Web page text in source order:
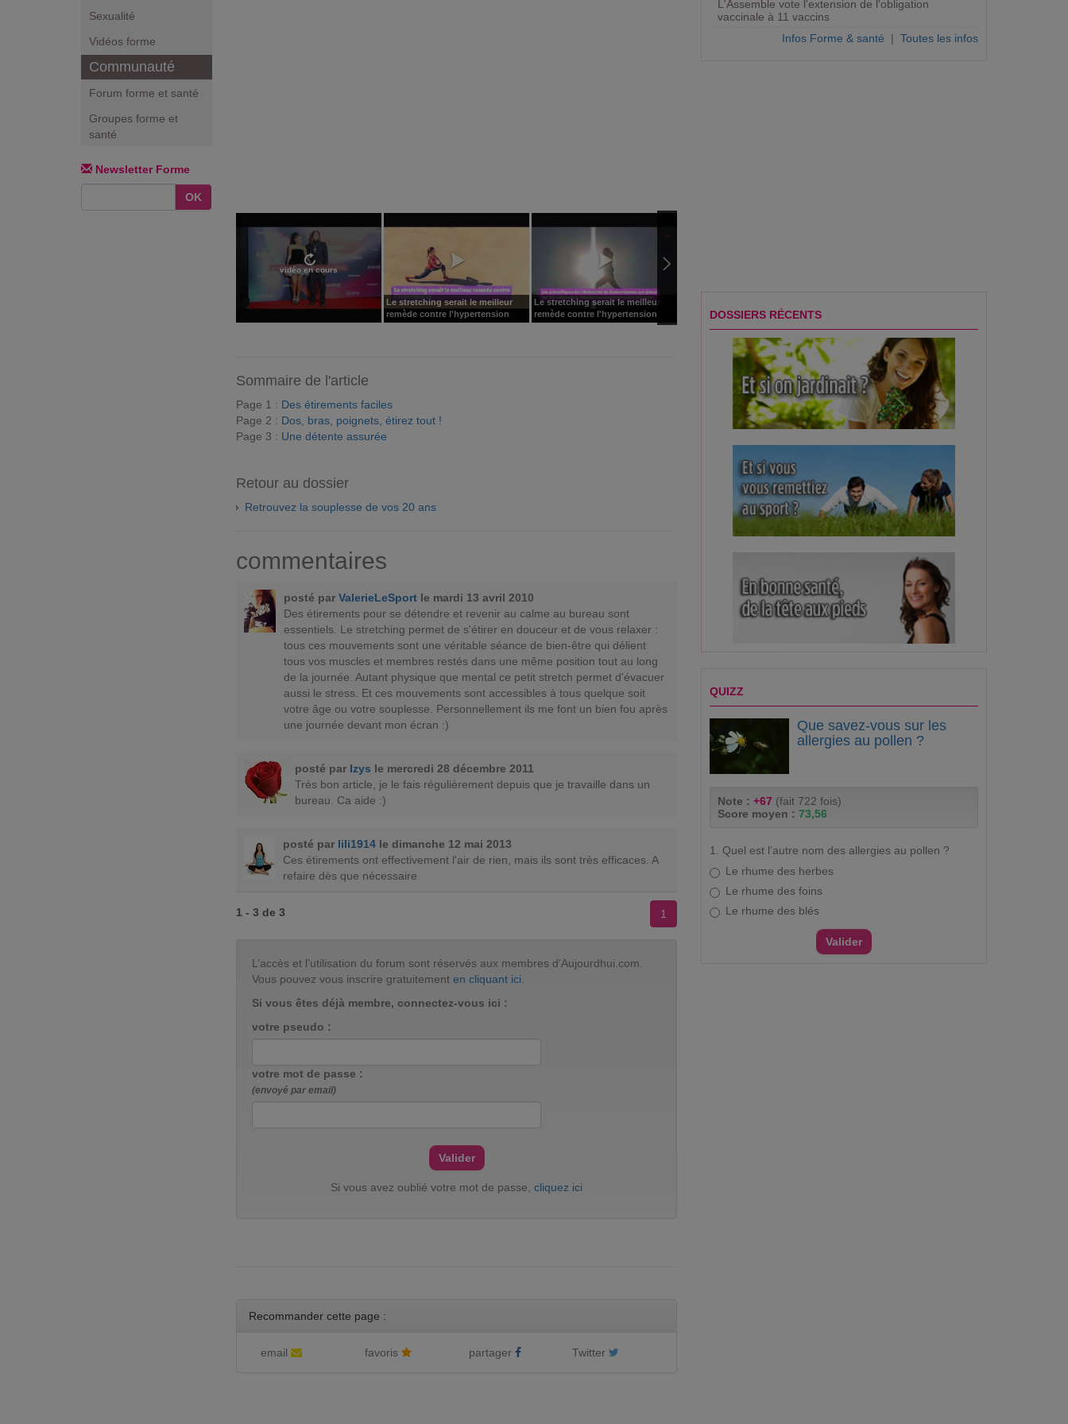
Sexualité
Vidéos forme
Communauté
Forum forme et santé
Groupes forme et
santé
Newsletter Forme
OK
vidéo en cours
Le stretching serait le meilleur
remède contre l'hypertension
Le stretching serait le meilleur
remède contre l'hypertension
Le stretching serait le meilleur
remède contre l'hypertension
Pourquoi Ashley
en larmes après une
Sommaire de l'article
Page 1 : Des étirements faciles
Page 2 : Dos, bras, poignets, étirez tout !
Page 3 : Une détente assurée
Retour au dossier
Retrouvez la souplesse de vos 20 ans
commentaires
posté par ValerieLeSport le mardi 13 avril 2010
Des étirements pour se détendre et revenir au calme au bureau sont
essentiels. Le stretching permet de s'étirer en douceur et de vous relaxer :
tous ces mouvements sont une véritable séance de bien-être qui délient
tous vos muscles et membres restés dans une même position tout au long
de la journée. Autant physique que mental ce petit stretch permet d'évacuer
aussi le stress. Et ces mouvements sont accessibles à tous quelque soit
votre âge ou votre souplesse. Personnellement ils me font un bien fou après
une journée devant mon écran :)
posté par Izys le mercredi 28 décembre 2011
Très bon article, je le fais régulièrement depuis que je travaille dans un
bureau. Ca aide :)
posté par lili1914 le dimanche 12 mai 2013
Ces étirements ont effectivement l'air de rien, mais ils sont très efficaces. A
refaire dès que nécessaire
1 - 3 de 3 1
L’accès et l’utilisation du forum sont réservés aux membres d'Aujourdhui.com.
Vous pouvez vous inscrire gratuitement en cliquant ici
Si vous êtes déjà membre, connectez-vous ici :
votre pseudo :
votre mot de passe :
(envoyé par email)
Si vous avez oublié votre mot de passe, cliquez ici
Recommander cette page :
email favoris partager Twitter
L'Assemble vote l'extension de l'obligation
vaccinale à 11 vaccins
Infos Forme & santé | Toutes les infos
DOSSIERS RÉCENTS
QUIZZ
Que savez-vous sur les
allergies au pollen ?
Note : +67 (fait 722 fois)
Score moyen : 73,56
1. Quel est l’autre nom des allergies au pollen ?
Le rhume des herbes
Le rhume des foins
Le rhume des blés